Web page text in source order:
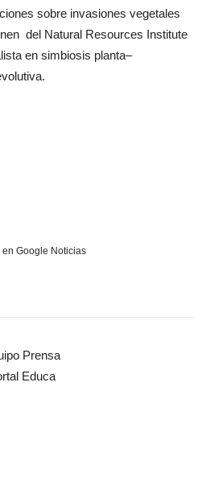
sobre invasiones vegetales
del Natural Resources Institute
en simbiosis planta–
Google Noticias
Prensa
Educa